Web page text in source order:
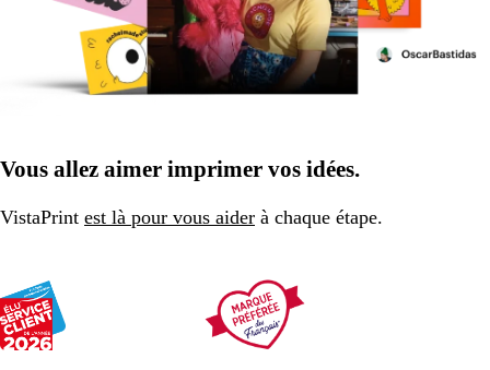
Vous allez aimer imprimer vos idées.
VistaPrint est là pour vous aider à chaque étape.